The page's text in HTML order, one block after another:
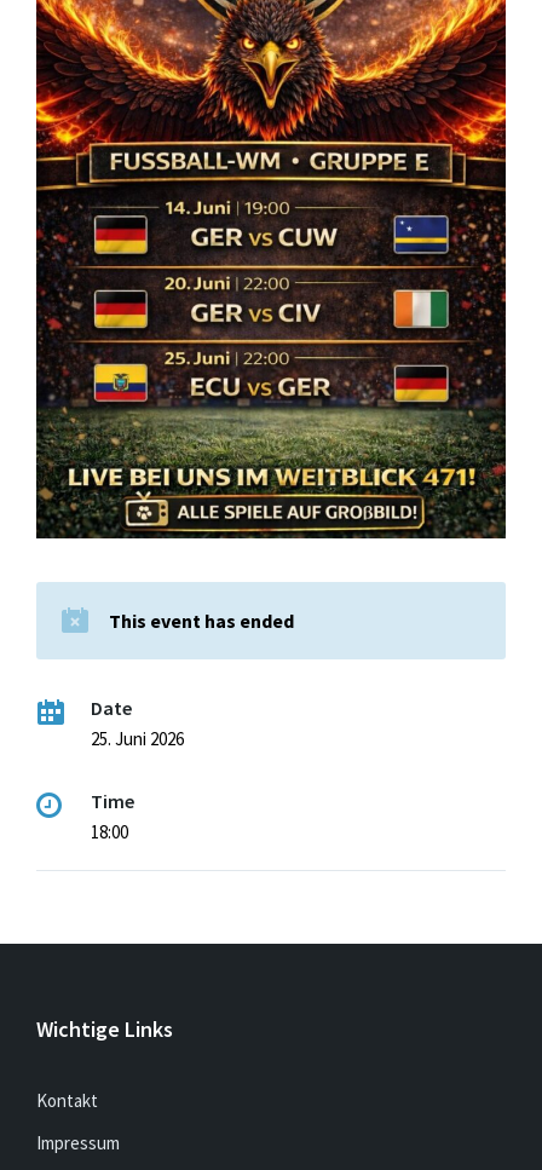
This event has ended
Date
25. Juni 2026
Time
18:00
Wichtige Links
Kontakt
Impressum